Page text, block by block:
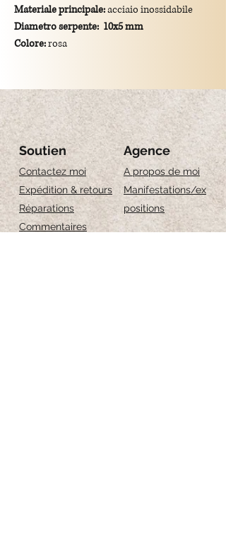
Materiale principale:acciaio inossidabile
Diametro serpente: 10x5 mm
Colore:rosa
Montatura: gancio in argento 925/placcato
oro.
Soutien
Contactez moi
Expédition & retours
Réparations
Commentaires
Agence
A propos de moi
Manifestations/ex
positions